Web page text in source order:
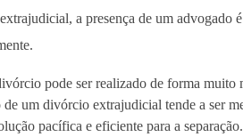
a presença de um advogado
pode ser realizado de forma
um divórcio extrajudicial tende a ser
pacífica e eficiente para a separação.